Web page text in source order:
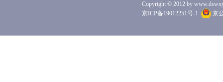
Copyright © 2012 by
京ICP备19012251号-1
京